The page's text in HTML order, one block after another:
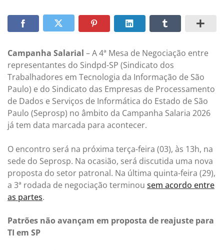
Campanha Salarial – A 4ª Mesa de Negociação entre
representantes do Sindpd-SP (Sindicato dos
Trabalhadores em Tecnologia da Informação de São
Paulo) e do Sindicato das Empresas de Processamento
de Dados e Serviços de Informática do Estado de São
Paulo (Seprosp) no âmbito da Campanha Salaria 2026
já tem data marcada para acontecer.
O encontro será na próxima terça-feira (03), às 13h, na
sede do Seprosp. Na ocasião, será discutida uma nova
proposta do setor patronal. Na última quinta-feira (29),
a 3ª rodada de negociação terminou sem acordo entre
as partes.
Patrões não avançam em proposta de reajuste para
TI em SP